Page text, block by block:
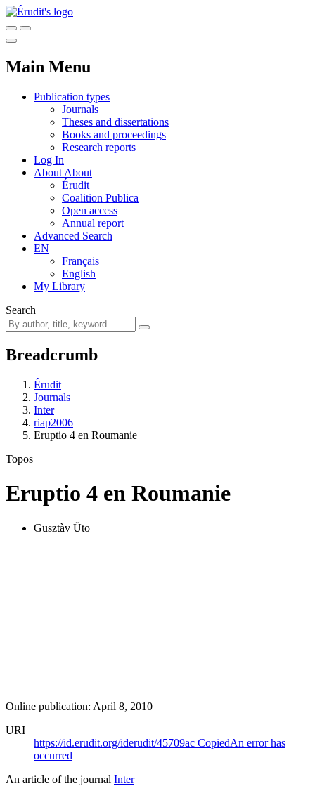
Main Menu
Publication types
Journals
Theses and dissertations
Books and proceedings
Research reports
Log In
About About
Érudit
Coalition Publica
Open access
Annual report
Advanced Search
EN
Français
English
My Library
Search
Breadcrumb
Érudit
Journals
Inter
riap2006
Eruptio 4 en Roumanie
Topos
Eruptio 4 en Roumanie
Gusztàv Üto
Online publication: April 8, 2010
URI
https://id.erudit.org/iderudit/45709ac CopiedAn error has
occurred
An article of the journal Inter